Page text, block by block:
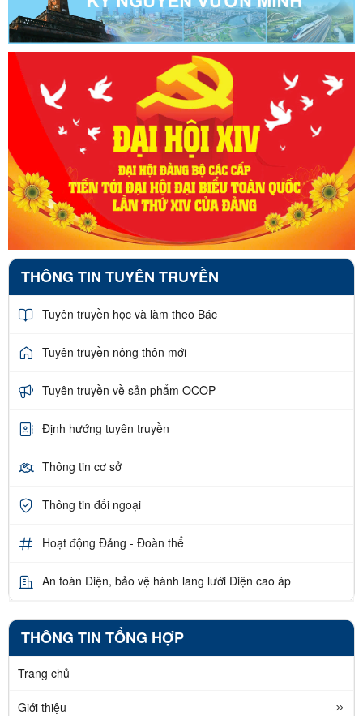
THÔNG TIN TUYÊN TRUYỀN
Tuyên truyền học và làm theo Bác
Tuyên truyền nông thôn mới
Tuyên truyền về sản phẩm OCOP
Định hướng tuyên truyền
Thông tin cơ sở
Thông tin đối ngoại
Hoạt động Đảng - Đoàn thể
An toàn Điện, bảo vệ hành lang lưới Điện cao áp
THÔNG TIN TỔNG HỢP
Trang chủ
Giới thiệu